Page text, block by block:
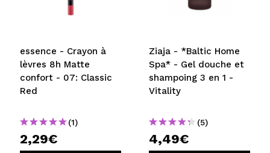
essence - Crayon à
lèvres 8h Matte
confort - 07: Classic
Red
(1)
2,29€
Ziaja - *Baltic Home
Spa* - Gel douche et
shampoing 3 en 1 -
Vitality
(5)
4,49€